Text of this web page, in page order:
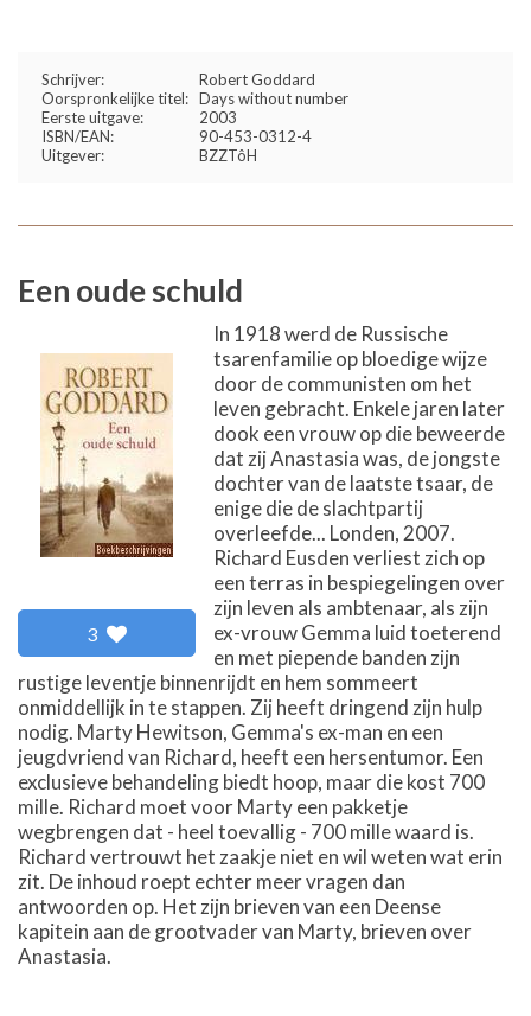
Schrijver:
Robert Goddard
Oorspronkelijke titel: Days without number
Eerste uitgave:
2003
ISBN/EAN:
90-453-0312-4
Uitgever:
BZZTôH
Een oude schuld
3
In 1918 werd de Russische
tsarenfamilie op bloedige wijze
door de communisten om het
leven gebracht. Enkele jaren later
dook een vrouw op die beweerde
dat zij Anastasia was, de jongste
dochter van de laatste tsaar, de
enige die de slachtpartij
overleefde... Londen, 2007.
Richard Eusden verliest zich op
een terras in bespiegelingen over
zijn leven als ambtenaar, als zijn
ex-vrouw Gemma luid toeterend
en met piepende banden zijn
rustige leventje binnenrijdt en hem sommeert
onmiddellijk in te stappen. Zij heeft dringend zijn hulp
nodig. Marty Hewitson, Gemma's ex-man en een
jeugdvriend van Richard, heeft een hersentumor. Een
exclusieve behandeling biedt hoop, maar die kost 700
mille. Richard moet voor Marty een pakketje
wegbrengen dat - heel toevallig - 700 mille waard is.
Richard vertrouwt het zaakje niet en wil weten wat erin
zit. De inhoud roept echter meer vragen dan
antwoorden op. Het zijn brieven van een Deense
kapitein aan de grootvader van Marty, brieven over
Anastasia.